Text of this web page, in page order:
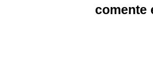
comente